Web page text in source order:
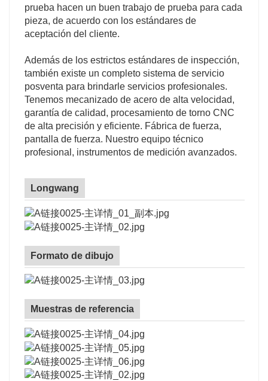
prueba hacen un buen trabajo de prueba para cada
pieza, de acuerdo con los estándares de
aceptación del cliente.
Además de los estrictos estándares de inspección,
también existe un completo sistema de servicio
posventa para brindarle servicios profesionales.
Tenemos mecanizado de acero de alta velocidad,
garantía de calidad, procesamiento de torno CNC
de alta precisión y eficiente. Fábrica de fuerza,
pantalla de fuerza. Nuestro equipo técnico
profesional, instrumentos de medición avanzados.
Longwang
Formato de dibujo
Muestras de referencia